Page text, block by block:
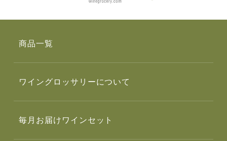
商品一覧
ワイングロッサリーについて
毎月お届けワインセット